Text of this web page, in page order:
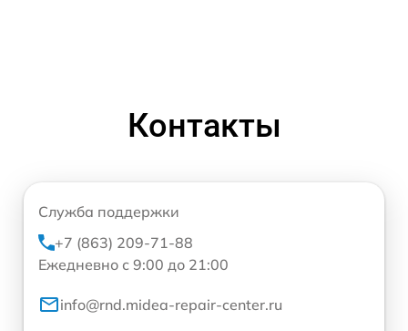
Контакты
Служба поддержки
+7 (863) 209-71-88
Ежедневно с 9:00 до 21:00
info@rnd.midea-repair-center.ru